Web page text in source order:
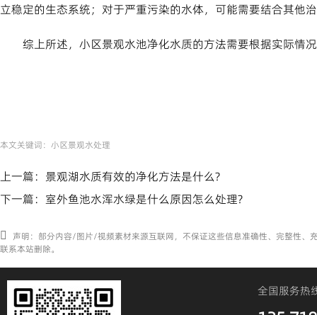
立稳定的生态系统；对于严重污染的水体，可能需要结合其他
综上所述，小区景观水池净化水质的方法需要根据实际情
本文关键词： 小区景观水处理
上一篇： 景观湖水质有效的净化方法是什么?
下一篇： 室外鱼池水浑水绿是什么原因怎么处理?
声明：部分内容/图片/视频素材来源互联网，不保证这些信息准确性、完整性、
联系本站删除。
全国服务热